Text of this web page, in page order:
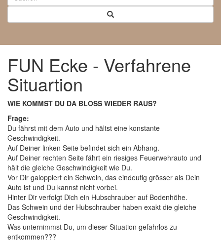
FUN Ecke - Verfahrene
Situartion
WIE KOMMST DU DA BLOSS WIEDER RAUS?
Frage:
Du fährst mit dem Auto und hältst eine konstante
Geschwindigkeit.
Auf Deiner linken Seite befindet sich ein Abhang.
Auf Deiner rechten Seite fährt ein riesiges Feuerwehrauto und
hält die gleiche Geschwindigkeit wie Du.
Vor Dir galoppiert ein Schwein, das eindeutig grösser als Dein
Auto ist und Du kannst nicht vorbei.
Hinter Dir verfolgt Dich ein Hubschrauber auf Bodenhöhe.
Das Schwein und der Hubschrauber haben exakt die gleiche
Geschwindigkeit.
Was unternimmst Du, um dieser Situation gefahrlos zu
entkommen???